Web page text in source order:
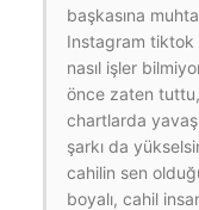
başkasına
Instagram tiktok
nasıl işler
önce zaten
chartlarda
şarkı da
cahilin sen
boyalı, cahil